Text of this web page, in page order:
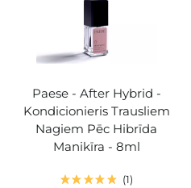
Paese - After Hybrid -
Kondicionieris Trausliem
Nagiem Pēc Hibrīda
Manikīra - 8ml
1